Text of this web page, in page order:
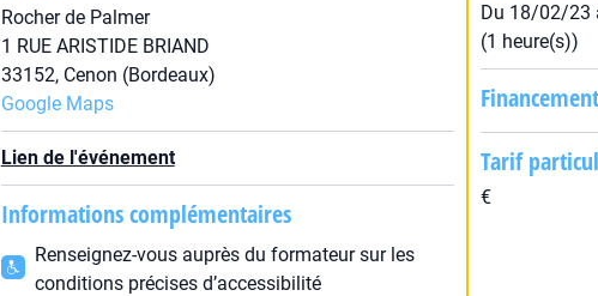
Rocher de Palmer
1 RUE ARISTIDE BRIAND
33152, Cenon (Bordeaux)
Google Maps
Lien de l'événement
Informations complémentaires
Renseignez-vous auprès du formateur sur les
conditions précises d’accessibilité
Du 18/02/23
(1 heure(s))
Financement
Tarif
€